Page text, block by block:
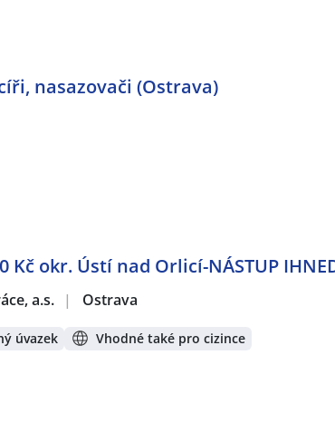
nasazovači (Ostrava)
okr. Ústí nad Orlicí-NÁSTUP
a.s. | Ostrava
úvazek Vhodné také pro cizince